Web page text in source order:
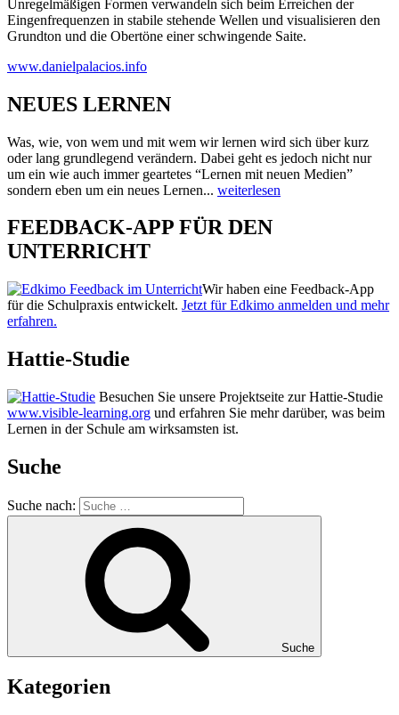
Unregelmäßigen Formen verwandeln sich beim Erreichen der
Eingenfrequenzen in stabile stehende Wellen und visualisieren den
Grundton und die Obertöne einer schwingende Saite.
www.danielpalacios.info
NEUES LERNEN
Was, wie, von wem und mit wem wir lernen wird sich über kurz
oder lang grundlegend verändern. Dabei geht es jedoch nicht nur
um ein wie auch immer geartetes “Lernen mit neuen Medien”
sondern eben um ein neues Lernen... weiterlesen
FEEDBACK-APP FÜR DEN
UNTERRICHT
Wir haben eine Feedback-App
für die Schulpraxis entwickelt. Jetzt für Edkimo anmelden und mehr
erfahren.
Hattie-Studie
Besuchen Sie unsere Projektseite zur Hattie-Studie
www.visible-learning.org und erfahren Sie mehr darüber, was beim
Lernen in der Schule am wirksamsten ist.
Suche
Suche nach:
Suche
Kategorien